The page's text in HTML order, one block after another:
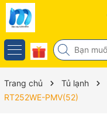
Trang chủ Tủ lạnh
RT252WE-PMV(52)